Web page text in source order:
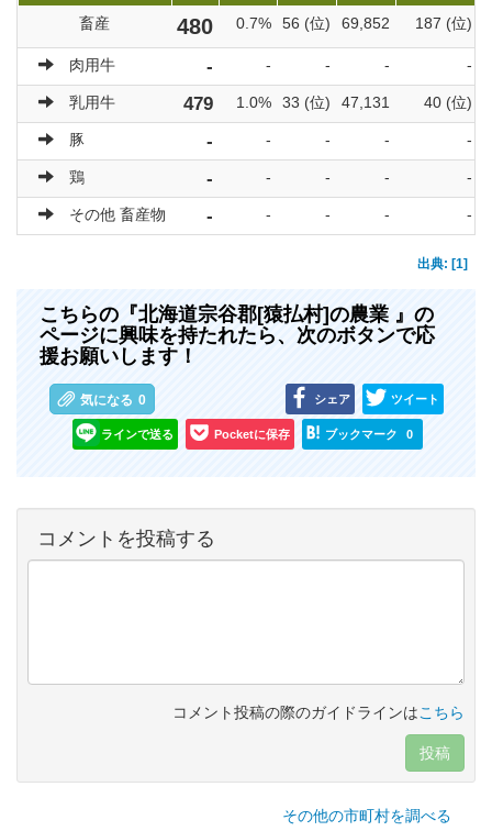
畜産
480 0.7% 56 (位) 69,852 187 (位)
肉用牛 - - - - -
乳用牛 479 1.0% 33 (位) 47,131 40 (位)
豚 - - - - -
鶏 - - - - -
その他 畜産物 - - - - -
出典: [1]
こちらの『北海道宗谷郡[猿払村]の農業 』の
ページに興味を持たれたら、次のボタンで応
援お願いします！
気になる 0 シェア ツイート
ラインで送る Pocketに保存 ブックマーク 0
コメントを投稿する
コメント投稿の際のガイドラインはこちら
投稿
その他の市町村を調べる